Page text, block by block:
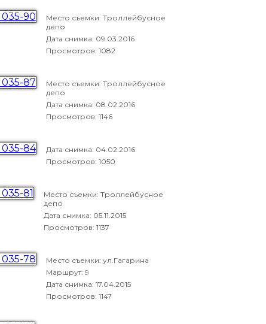
Место съемки: Троллейбусное
депо
Дата снимка: 09.03.2016
Просмотров: 1082
Место съемки: Троллейбусное
депо
Дата снимка: 08.02.2016
Просмотров: 1146
Дата снимка: 04.02.2016
Просмотров: 1050
Место съемки: Троллейбусное
депо
Дата снимка: 05.11.2015
Просмотров: 1137
Место съемки: ул.Гагарина
Маршрут: 9
Дата снимка: 17.04.2015
Просмотров: 1147